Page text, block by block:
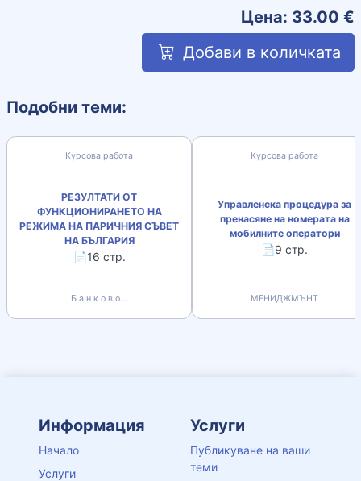
Цена: 33.00 €
Добави в количката
Подобни теми:
Курсова работа
РЕЗУЛТАТИ ОТ
ФУНКЦИОНИРАНЕТО НА
РЕЖИМА НА ПАРИЧНИЯ СЪВЕТ
НА БЪЛГАРИЯ
📄16 стр.
Б а н к о в о...
Курсова работа
Управленска процедура за
пренасяне на номерата на
мобилните оператори
📄9 стр.
МЕНИДЖМЪНТ
Информация
Начало
Услуги
Услуги
Публикуване на ваши
теми